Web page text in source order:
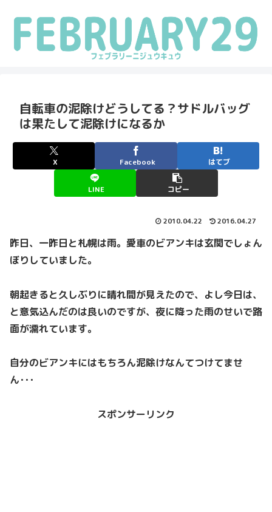
自転車の泥除けどうしてる？サドルバッグ
は果たして泥除けになるか
X Facebook はてブ
LINE コピー
2010.04.22 2016.04.27
昨日、一昨日と札幌は雨。愛車のビアンキは玄関でしょん
ぼりしていました。
朝起きると久しぶりに晴れ間が見えたので、よし今日は、
と意気込んだのは良いのですが、夜に降った雨のせいで路
面が濡れています。
自分のビアンキにはもちろん泥除けなんてつけてませ
ん･･･
スポンサーリンク